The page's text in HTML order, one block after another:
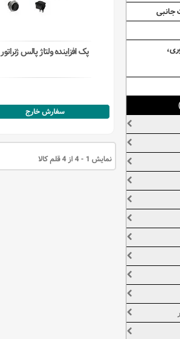
پک افزاینده ولتاژ پالس ژنراتور
سفارش خارج
نمایش 1 - 4 از 4 قلم کالا
جانبی